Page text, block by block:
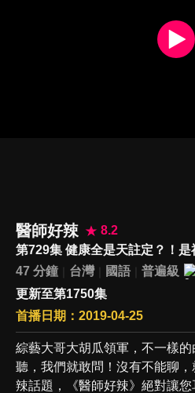
醫師好辣
8.2
第729集 健康全是天註定？！是
47 分鐘
台灣 國語
普遍級
更新至第1750集
首播日期：2019-04-25
綜藝大哥大胡瓜領軍，不一樣
聽，我們就敢問！沒有不能聊
辣話題，《醫師好辣》絕對讓